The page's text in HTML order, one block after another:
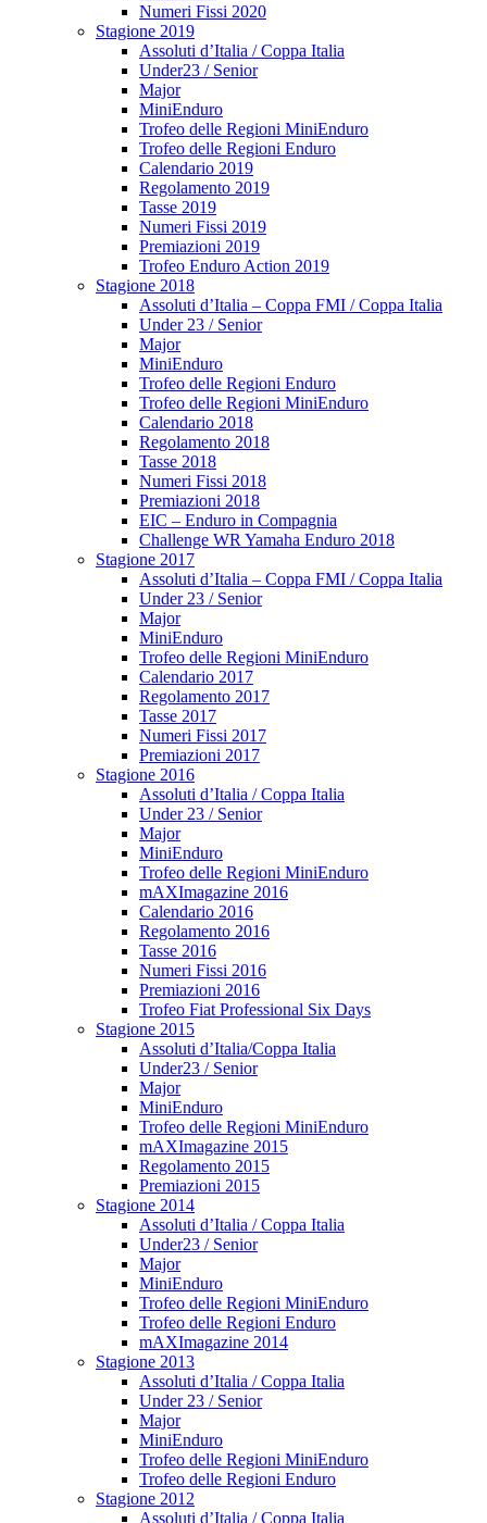
Numeri Fissi 2020
Stagione 2019
Assoluti d’Italia / Coppa Italia
Under23 / Senior
Major
MiniEnduro
Trofeo delle Regioni MiniEnduro
Trofeo delle Regioni Enduro
Calendario 2019
Regolamento 2019
Tasse 2019
Numeri Fissi 2019
Premiazioni 2019
Trofeo Enduro Action 2019
Stagione 2018
Assoluti d’Italia – Coppa FMI / Coppa Italia
Under 23 / Senior
Major
MiniEnduro
Trofeo delle Regioni Enduro
Trofeo delle Regioni MiniEnduro
Calendario 2018
Regolamento 2018
Tasse 2018
Numeri Fissi 2018
Premiazioni 2018
EIC – Enduro in Compagnia
Challenge WR Yamaha Enduro 2018
Stagione 2017
Assoluti d’Italia – Coppa FMI / Coppa Italia
Under 23 / Senior
Major
MiniEnduro
Trofeo delle Regioni MiniEnduro
Calendario 2017
Regolamento 2017
Tasse 2017
Numeri Fissi 2017
Premiazioni 2017
Stagione 2016
Assoluti d’Italia / Coppa Italia
Under 23 / Senior
Major
MiniEnduro
Trofeo delle Regioni MiniEnduro
mAXImagazine 2016
Calendario 2016
Regolamento 2016
Tasse 2016
Numeri Fissi 2016
Premiazioni 2016
Trofeo Fiat Professional Six Days
Stagione 2015
Assoluti d’Italia/Coppa Italia
Under23 / Senior
Major
MiniEnduro
Trofeo delle Regioni MiniEnduro
mAXImagazine 2015
Regolamento 2015
Premiazioni 2015
Stagione 2014
Assoluti d’Italia / Coppa Italia
Under23 / Senior
Major
MiniEnduro
Trofeo delle Regioni MiniEnduro
Trofeo delle Regioni Enduro
mAXImagazine 2014
Stagione 2013
Assoluti d’Italia / Coppa Italia
Under 23 / Senior
Major
MiniEnduro
Trofeo delle Regioni MiniEnduro
Trofeo delle Regioni Enduro
Stagione 2012
Assoluti d’Italia / Coppa Italia